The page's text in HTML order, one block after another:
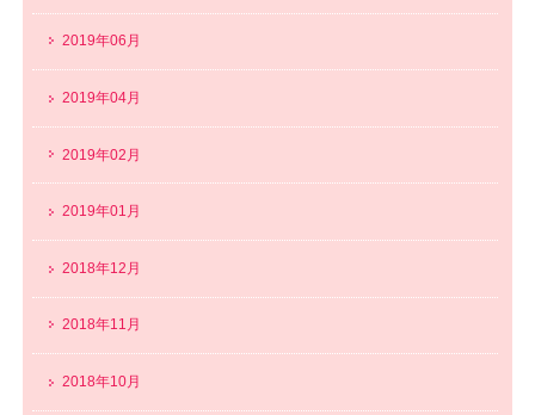
2019年06月
2019年04月
2019年02月
2019年01月
2018年12月
2018年11月
2018年10月